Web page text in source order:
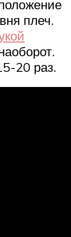
плеч.
20 раз.